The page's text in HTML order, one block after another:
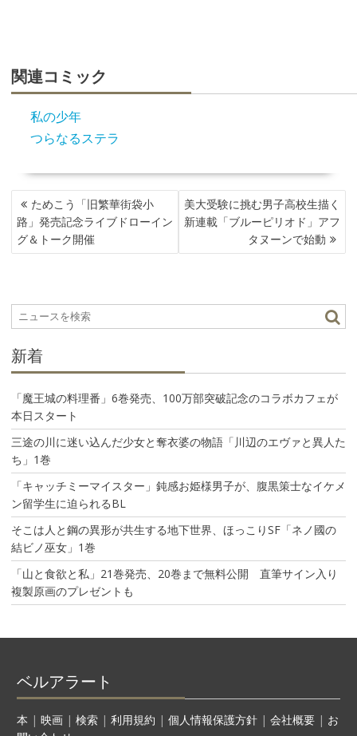
関連コミック
私の少年
つらなるステラ
投
稿
ナ
ビ
シ
ョ
ためこう「旧繁華街袋小
路」発売記念ライブドローイン
グ＆トーク開催
美大受験に挑む男子高校生描く
新連載「ブルーピリオド」アフ
タヌーンで始動
新着
「魔王城の料理番」6巻発売、100万部突破記念のコラボカフェが
本日スタート
三途の川に迷い込んだ少女と奪衣婆の物語「川辺のエヴァと異人た
ち」1巻
「キャッチミーマイスター」鈍感お姫様男子が、腹黒策士なイケメ
ン留学生に迫られるBL
そこは人と鋼の異形が共生する地下世界、ほっこりSF「ネノ國の
結ビノ巫女」1巻
「山と食欲と私」21巻発売、20巻まで無料公開 直筆サイン入り
複製原画のプレゼントも
ベルアラート
本 | 映画| 検索| 利用規約 | 個人情報保護方針| 会社概要| お